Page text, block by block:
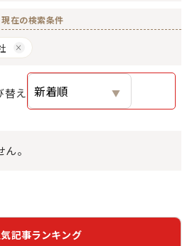
現在の検索条件
替え
。
記事ランキング